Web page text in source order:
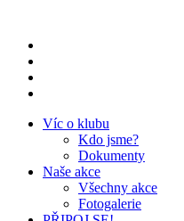
obsah
Víc o klubu
Kdo jsme?
Dokumenty
Naše akce
Všechny akce
Fotogalerie